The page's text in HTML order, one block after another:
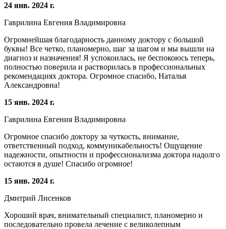
24 янв. 2024 г.
Гаврилина Евгения Владимировна
Огромнейшая благодарность данному доктору с большой
буквы! Все четко, планомерно, шаг за шагом и мы вышли на
диагноз и назначения! Я успокоилась, не беспокоюсь теперь,
полностью поверила и растворилась в профессиональных
рекомендациях доктора. Огромное спасибо, Наталья
Александровна!
15 янв. 2024 г.
Гаврилина Евгения Владимировна
Огромное спасибо доктору за чуткость, внимание,
ответственный подход, коммуникабельность! Ощущение
надежности, опытности и профессионализма доктора надолго
остаются в душе! Спасибо огромное!
15 янв. 2024 г.
Дмитрий Лисенков
Хороший врач, внимательный специалист, планомерно и
последовательно провела лечение с великолепным